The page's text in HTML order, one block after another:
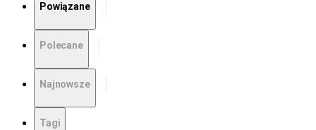
Powiązane
Polecane
Najnowsze
Tagi